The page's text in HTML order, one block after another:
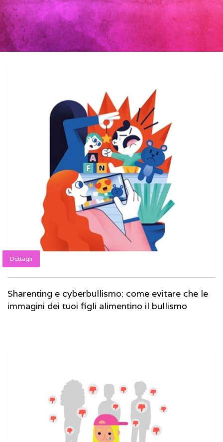
Dettagli
Sharenting e cyberbullismo: come evitare che le
immagini dei tuoi figli alimentino il bullismo